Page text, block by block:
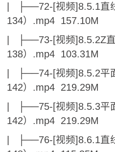
| ├──72-[视频]8.5.1直
134）.mp4 157.10M
| ├──73-[视频]8.5.2Z直
138）.mp4 103.31M
| ├──74-[视频]8.5.2平
142）.mp4 219.29M
| ├──75-[视频]8.5.3平
142）.mp4 219.29M
| ├──76-[视频]8.6.1直